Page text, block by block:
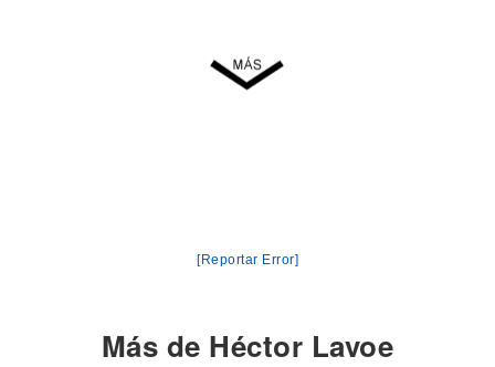
[Reportar Error]
Más de Héctor Lavoe